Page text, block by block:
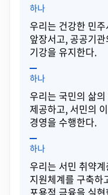
하나
우리는 건강한 민
앞장서고, 공공기
기강을 유지한다.
하나
우리는 국민의 삶
제공하고, 서민의
경영을 수행한다.
하나
우리는 서민 취약
지원체계를 구축하
포용적 금융을 실